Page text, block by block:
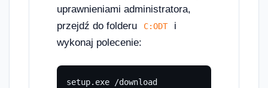
uprawnieniami administratora,
przejdź do folderu
C:ODT
i
wykonaj polecenie:
setup.exe /download